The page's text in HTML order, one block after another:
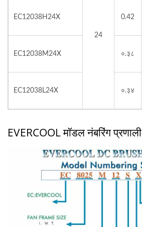
24
EC12038H24X 0.42
EC12038M24X ०.३८
EC12038L24X ०.३४
EVERCOOL मॉडल नंबरिंग प्रणाली